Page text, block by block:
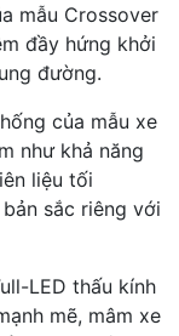
mẫu Crossover
đầy hứng khởi
đường.
của mẫu xe
như khả năng
liệu tối
sắc riêng với
LED thấu kính
mẽ, mâm xe